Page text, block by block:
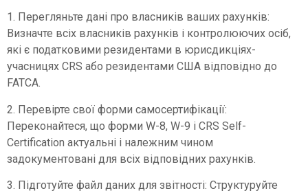
1. Перегляньте дані про власників ваших рахунків:
Визначте всіх власників рахунків і контролюючих осіб,
які є податковими резидентами в юрисдикціях-
учасницях CRS або резидентами США відповідно до
FATCA.
2. Перевірте свої форми самосертифікації:
Переконайтеся, що форми W-8, W-9 і CRS Self-
Certification актуальні і належним чином
задокументовані для всіх відповідних рахунків.
3. Підготуйте файл даних для звітності: Структуруйте